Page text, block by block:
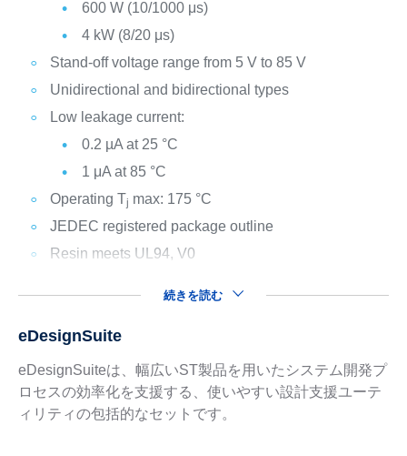
600 W (10/1000 μs)
4 kW (8/20 μs)
Stand-off voltage range from 5 V to 85 V
Unidirectional and bidirectional types
Low leakage current:
0.2 µA at 25 °C
1 μA at 85 °C
Operating Tj max: 175 °C
JEDEC registered package outline
Resin meets UL94, V0
続きを読む
eDesignSuite
eDesignSuiteは、幅広いST製品を用いたシステム開発プ
ロセスの効率化を支援する、使いやすい設計支援ユーテ
ィリティの包括的なセットです。